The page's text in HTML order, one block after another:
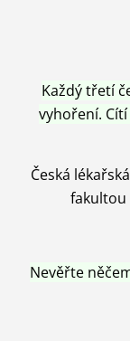
Každý třetí
vyhoření.
Česká
fakultou
Nevěřte